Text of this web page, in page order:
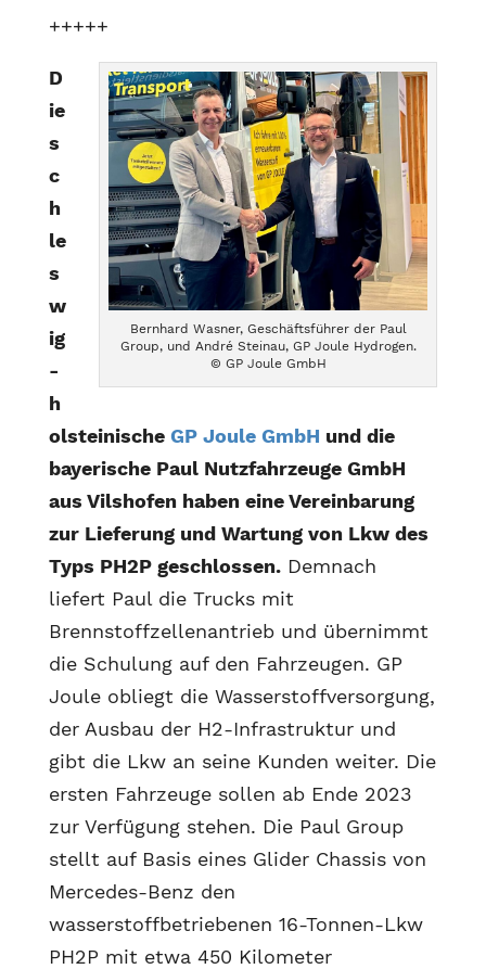
+++++
Bernhard Wasner, Geschäftsführer der Paul
Group, und André Steinau, GP Joule Hydrogen.
© GP Joule GmbH
D
ie
s
c
h
le
s
w
ig
-
h
olsteinische GP Joule GmbH und die
bayerische Paul Nutzfahrzeuge GmbH
aus Vilshofen haben eine Vereinbarung
zur Lieferung und Wartung von Lkw des
Typs PH2P geschlossen.Demnach
liefert Paul die Trucks mit
Brennstoffzellenantrieb und übernimmt
die Schulung auf den Fahrzeugen. GP
Joule obliegt die Wasserstoffversorgung,
der Ausbau der H2-Infrastruktur und
gibt die Lkw an seine Kunden weiter. Die
ersten Fahrzeuge sollen ab Ende 2023
zur Verfügung stehen. Die Paul Group
stellt auf Basis eines Glider Chassis von
Mercedes-Benz den
wasserstoffbetriebenen 16-Tonnen-Lkw
PH2P mit etwa 450 Kilometer